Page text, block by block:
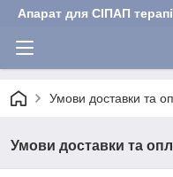
Апарат для СІПАП
Умови доставки та
Умови доставки та